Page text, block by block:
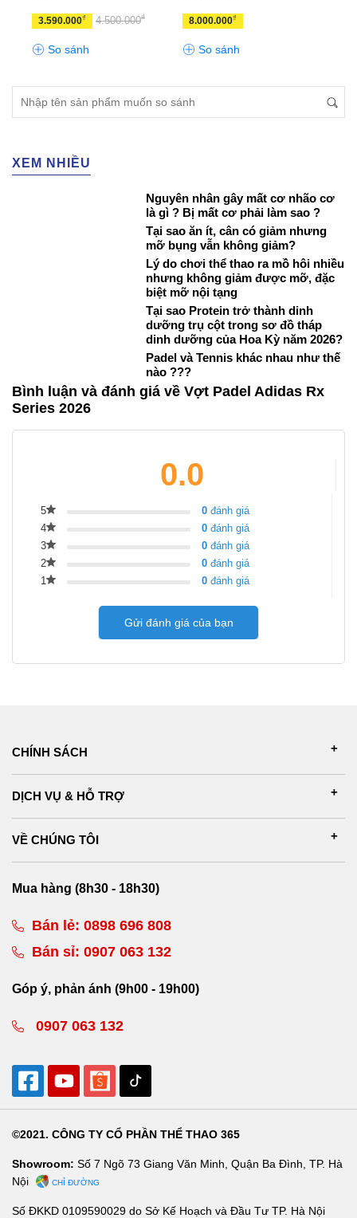
3.590.000₫ 4.500.000₫
So sánh
8.000.000₫
So sánh
XEM NHIỀU
Nguyên nhân gây mất cơ nhão cơ
là gì ? Bị mất cơ phải làm sao ?
Tại sao ăn ít, cân có giảm nhưng
mỡ bụng vẫn không giảm?
Lý do chơi thể thao ra mồ hôi nhiều
nhưng không giảm được mỡ, đặc
biệt mỡ nội tạng
Tại sao Protein trở thành dinh
dưỡng trụ cột trong sơ đồ tháp
dinh dưỡng của Hoa Kỳ năm 2026?
Padel và Tennis khác nhau như thế
nào ???
Bình luận và đánh giá về Vợt Padel Adidas Rx
Series 2026
0.0
5 0 đánh giá
4
0 đánh giá
3
0 đánh giá
2
0 đánh giá
1
0 đánh giá
Gửi đánh giá của bạn
CHÍNH SÁCH
DỊCH VỤ & HỖ TRỢ
VỀ CHÚNG TÔI
Mua hàng (8h30 - 18h30)
Bán lẻ: 0898 696 808
Bán sỉ: 0907 063 132
Góp ý, phản ánh (9h00 - 19h00)
0907 063 132
©2021. CÔNG TY CỔ PHẦN THỂ THAO 365
Showroom: Số 7 Ngõ 73 Giang Văn Minh, Quận Ba Đình, TP. Hà
Nội
CHỈ ĐƯỜNG
Số ĐKKD 0109590029 do Sở Kế Hoạch và Đầu Tư TP. Hà Nội